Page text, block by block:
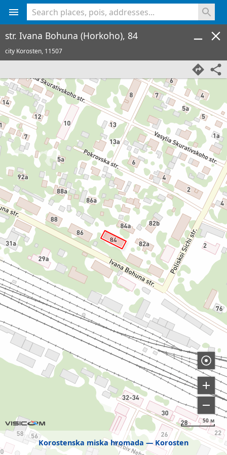
Korostenska miska hromada Korosten
50 м
str. Ivana Bohuna (Horkoho), 84
city Korosten, 11507
<% console.log(hcard) %>